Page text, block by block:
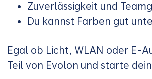
Zuverlässigkeit und
Du kannst Farben gut
Egal ob Licht, WLAN oder E-
Teil von Evolon und starte